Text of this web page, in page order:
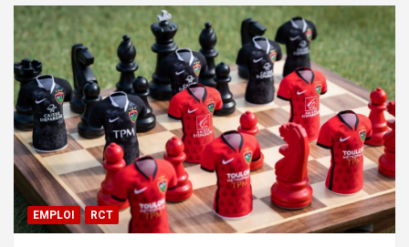
EMPLOI RCT